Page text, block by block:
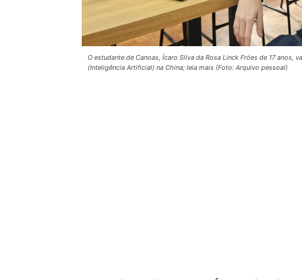
O estudante de Canoas, Ícaro Silva da Rosa Linck Fróes de 17 anos,
(Inteligência Artificial) na China; leia mais (Foto: Arquivo pessoal)